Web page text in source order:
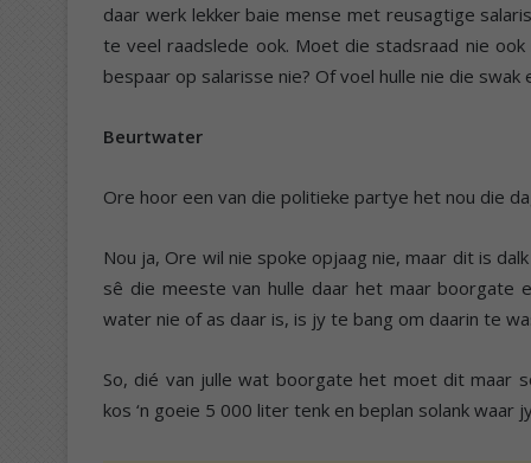
daar werk lekker baie mense met reusagtige
te veel raadslede ook. Moet die stadsraad nie
bespaar op salarisse nie? Of voel hulle nie die swak
Beurtwater
Ore hoor een van die politieke partye het nou die
Nou ja, Ore wil nie spoke opjaag nie, maar dit is
sê die meeste van hulle daar het maar boorgate
water nie of as daar is, is jy te bang om daarin te
So, dié van julle wat boorgate het moet dit maar
kos ‘n goeie 5 000 liter tenk en beplan solank waar